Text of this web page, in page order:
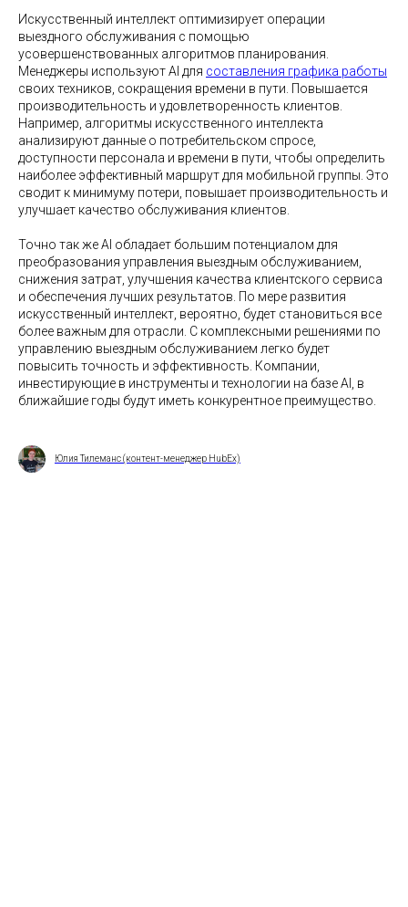
Искусственный интеллект оптимизирует операции
выездного обслуживания с помощью
усовершенствованных алгоритмов планирования.
Менеджеры используют AI для составления графика работы
своих техников, сокращения времени в пути. Повышается
производительность и удовлетворенность клиентов.
Например, алгоритмы искусственного интеллекта
анализируют данные о потребительском спросе,
доступности персонала и времени в пути, чтобы определить
наиболее эффективный маршрут для мобильной группы. Это
сводит к минимуму потери, повышает производительность и
улучшает качество обслуживания клиентов.
Точно так же AI обладает большим потенциалом для
преобразования управления выездным обслуживанием,
снижения затрат, улучшения качества клиентского сервиса
и обеспечения лучших результатов. По мере развития
искусственный интеллект, вероятно, будет становиться все
более важным для отрасли. С комплексными решениями по
управлению выездным обслуживанием легко будет
повысить точность и эффективность. Компании,
инвестирующие в инструменты и технологии на базе AI, в
ближайшие годы будут иметь конкурентное преимущество.
Юлия Тилеманс (контент-менеджер HubEx)